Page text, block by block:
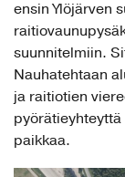
ensin Ylöjärven
suunnitelmiin.
Nauhatehtaan
ja raitiotien
paikkaa.